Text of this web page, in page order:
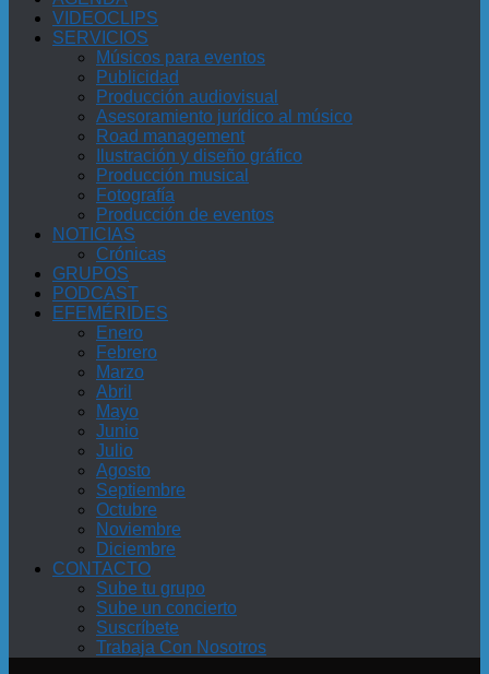
VIDEOCLIPS
SERVICIOS
Músicos para eventos
Publicidad
Producción audiovisual
Asesoramiento jurídico al músico
Road management
Ilustración y diseño gráfico
Producción musical
Fotografía
Producción de eventos
NOTICIAS
Crónicas
GRUPOS
PODCAST
EFEMÉRIDES
Enero
Febrero
Marzo
Abril
Mayo
Junio
Julio
Agosto
Septiembre
Octubre
Noviembre
Diciembre
CONTACTO
Sube tu grupo
Sube un concierto
Suscríbete
Trabaja Con Nosotros